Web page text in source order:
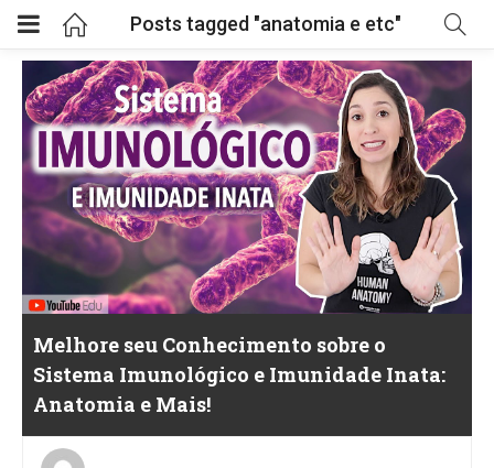
Posts tagged "anatomia e etc"
Melhore seu Conhecimento sobre o
Sistema Imunológico e Imunidade Inata:
Anatomia e Mais!